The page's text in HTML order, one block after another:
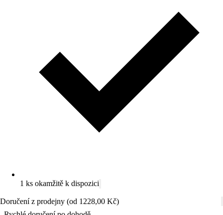
1 ks okamžitě k dispozici
Doručení z prodejny (od 1228,00 Kč)